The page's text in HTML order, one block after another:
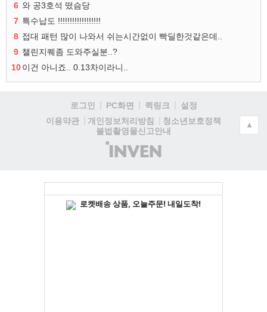
6 와 공3호석 떴슴당
7 특수납도 !!!!!!!!!!!!!!!!!!
8 접대 패턴 많이 나와서 쉬는시간없이 빡딜한것같은데..
9 챌린지퀘좀 도와주실분..?
10이건 아니죠.. 0.13차이라니..
로그인 PC화면 퀵링크
설정
이용약관
개인정보처리방침
청소년보호정책
불법촬영물신고안내
(주)
인
▲